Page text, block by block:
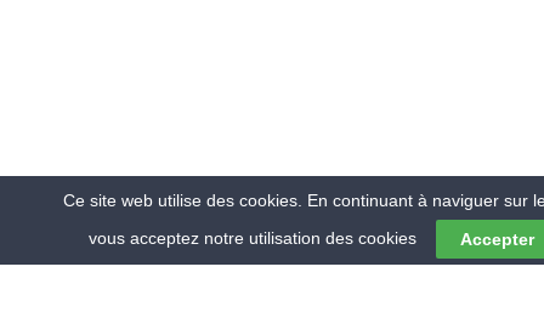
Ce site web utilise des cookies. En continuant à naviguer sur
vous acceptez notre utilisation des cookies
Accepter